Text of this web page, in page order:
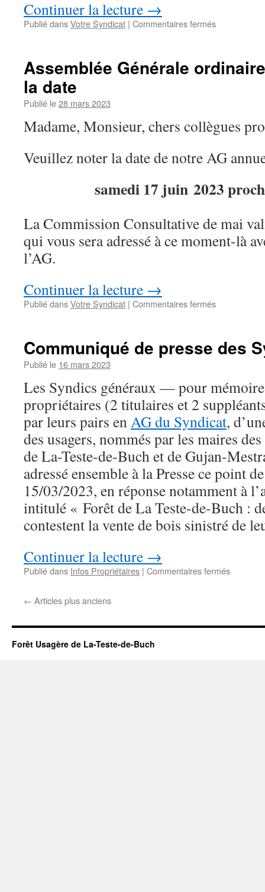
Continuer la lecture →
Publié dansVotre Syndicat | Commentaires ferméssur
juin
rendu
Assemblée Générale
la date
Publié le28 mars 2023
Madame, Monsieur, chers collègues
Veuillez noter la date de notre AG
samedi 17 juin 2023
La Commission Consultative de mai
qui vous sera adressé à ce moment-là
l’AG.
Continuer la lecture →
Publié dansVotre Syndicat | Commentaires ferméssur
2023
notez
date
Communiqué de presse des
Publié le 16 mars 2023
Les Syndics généraux — pour
propriétaires (2 titulaires et 2
par leurs pairs enAG du Syndicat,
des usagers, nommés par les maires
de La-Teste-de-Buch et de Gujan-
adressé ensemble à la Presse ce point
15/03/2023, en réponse notamment à
intitulé « Forêt de La Teste-de-Buch :
contestent la vente de bois sinistré de
Continuer la lecture →
Publié dans Infos Propriétaires | Commentaires ferméssur
Syndics
← Articles plus anciens
Forêt Usagère de La-Teste-de-Buch